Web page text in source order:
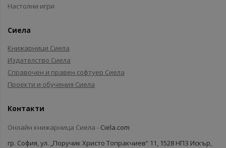
Настолни игри
Сиела
Книжарници Сиела
Издателство Сиела
Справочен и правен софтуер Сиела
Проекти и обучения Сиела
Контакти
Онлайн книжарница Сиела - Ciela.com
гр. София, ул. „Поручик Христо Топракчиев“ 11, 1528 НПЗ Искър,